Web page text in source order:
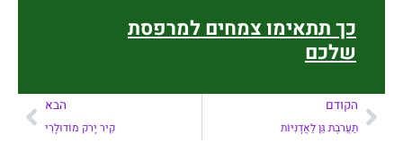
כך תתאימו צמחים למרפסת
שלכם
הקודם
תַּעֲרֹבֶת גַּן לַאֲדָנִיּוֹת
הבא
קִיר יָרֹק מוֹדוּלָרִי